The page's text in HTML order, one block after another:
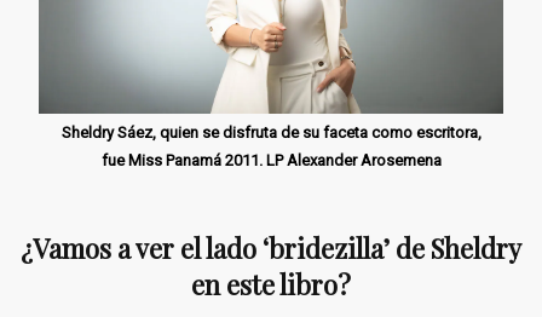
Sheldry Sáez, quien se disfruta de su faceta como escritora,
fue Miss Panamá 2011. LP Alexander Arosemena
¿Vamos a ver el lado ‘bridezilla’ de Sheldry
en este libro?